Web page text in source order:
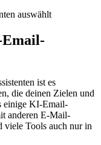
ist es
die deinen Zielen und
einige KI-Email-
anderen E-Mail-
viele Tools auch nur in